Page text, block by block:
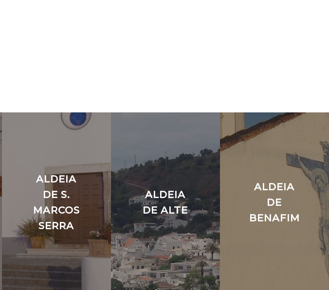
ALDEIA
DE S.
MARCOS
SERRA
ALDEIA
DE ALTE
ALDEIA
DE
BENAFIM